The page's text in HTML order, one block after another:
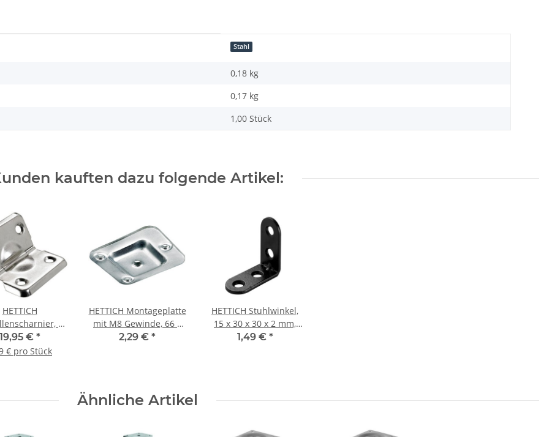
Stahl
0,18 kg
0,17 kg
1,00 Stück
kauften dazu folgende Artikel:
HETTICH
40
x 40 mm, Stahl
10 Stück
19,95 € *
€ pro Stück
HETTICH Montageplatte
mit M8 Gewinde, 66 x
58 mm
2,29 € *
HETTICH Stuhlwinkel,
15 x 30 x 30 x 2 mm,
Stahl
1,49 € *
Ähnliche Artikel